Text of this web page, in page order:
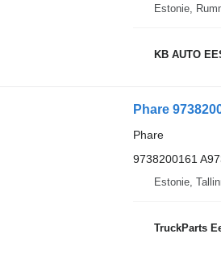
Estonie,
KB AUTO
Phare
Phare
9738200161
Estonie,
TruckParts